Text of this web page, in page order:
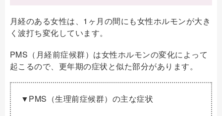
月経のある女性は、1ヶ月の間にも女性ホルモンが大き
く波打ち変化しています。
PMS（月経前症候群）は女性ホルモンの変化によって
起こるので、更年期の症状と似た部分があります。
▼PMS（生理前症候群）の主な症状